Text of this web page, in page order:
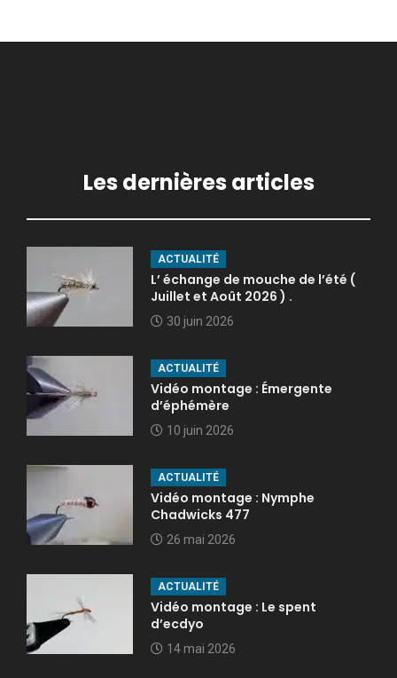
Les dernières articles
ACTUALITÉ
L’ échange de mouche de l’été (
Juillet et Août 2026 ) .
30 juin 2026
ACTUALITÉ
Vidéo montage : Émergente
d’éphémère
10 juin 2026
ACTUALITÉ
Vidéo montage : Nymphe
Chadwicks 477
26 mai 2026
ACTUALITÉ
Vidéo montage : Le spent
d’ecdyo
14 mai 2026